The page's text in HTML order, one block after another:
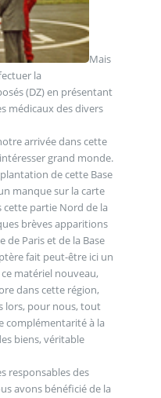
Mais
la
(DZ) en présentant
médicaux des divers
arrivée dans cette
grand monde.
de cette Base
manque sur la carte
cette partie Nord de la
brèves apparitions
de Paris et de la Base
fait peut-être ici un
matériel nouveau,
dans cette région,
lors, pour nous, tout
complémentarité à la
biens, véritable
responsables des
avons bénéficié de la